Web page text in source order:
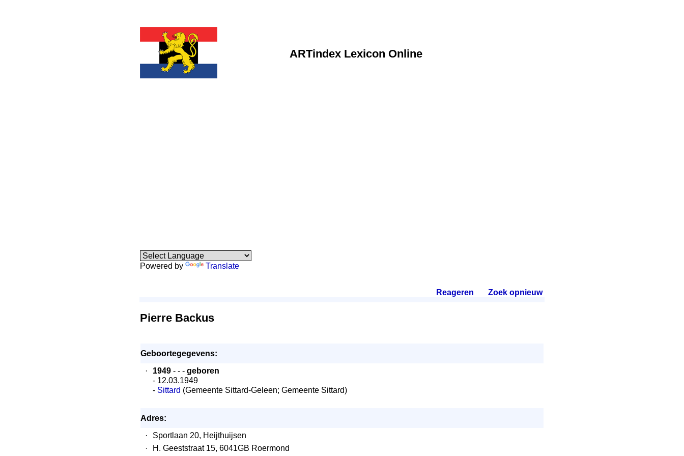
ARTindex Lexicon Online
Powered by Translate
Reageren Zoek opnieuw.
Pierre Backus
Geboortegegevens:
·
1949 - - - geboren
- 12.03.1949
- Sittard (Gemeente Sittard-Geleen; Gemeente Sittard)
Adres:
·
Sportlaan 20, Heijthuijsen
·
H. Geeststraat 15, 6041GB Roermond